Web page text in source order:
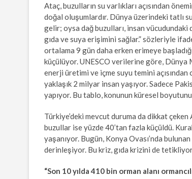
Ataç, buzulların su varlıkları açısından
doğal oluşumlardır. Dünya üzerindeki tatlı
gelir; oysa dağ buzulları, insan
gıda ve suya erişimini sağlar.” sözleriyle
ortalama 9 gün daha erken erimeye
küçülüyor. UNESCO verilerine göre, Dünya
enerji üretimi ve içme suyu temini
yaklaşık 2 milyar insan yaşıyor. Sadece
yapıyor. Bu tablo, konunun küresel
Türkiye’deki mevcut duruma da dikkat çeken
buzullar ise yüzde 40’tan fazla küçüldü.
yaşanıyor. Bugün, Konya Ovası’nda
derinleşiyor. Bu kriz, gıda krizini de
“Son 10 yılda 410 bin orman alanı